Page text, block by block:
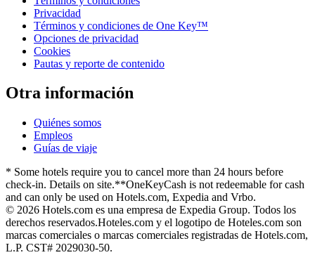
Privacidad
Términos y condiciones de One Key™
Opciones de privacidad
Cookies
Pautas y reporte de contenido
Otra información
Quiénes somos
Empleos
Guías de viaje
* Some hotels require you to cancel more than 24 hours before
check-in. Details on site.**OneKeyCash is not redeemable for cash
and can only be used on Hotels.com, Expedia and Vrbo.
© 2026 Hotels.com es una empresa de Expedia Group. Todos los
derechos reservados.Hoteles.com y el logotipo de Hoteles.com son
marcas comerciales o marcas comerciales registradas de Hotels.com,
L.P. CST# 2029030-50.